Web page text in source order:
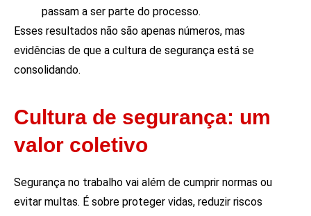
passam a ser parte do processo.
Esses resultados não são apenas números, mas
evidências de que a cultura de segurança está se
consolidando.
Cultura de segurança: um
valor coletivo
Segurança no trabalho vai além de cumprir normas ou
evitar multas. É sobre proteger vidas, reduzir riscos